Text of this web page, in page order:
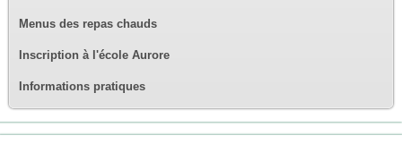
Menus des repas chauds
Inscription à l'école Aurore
Informations pratiques